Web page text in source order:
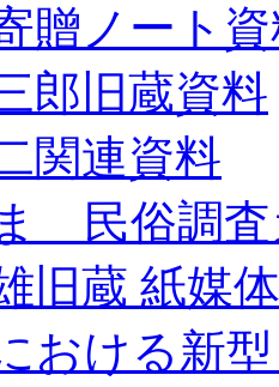
贈ノート
郎旧蔵資料
関連資料
民俗調査
旧蔵 紙媒
おける新